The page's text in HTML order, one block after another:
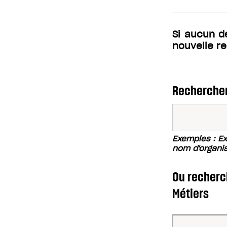
Si aucun
nouvelle
Exemples :
nom
Ou
Métiers